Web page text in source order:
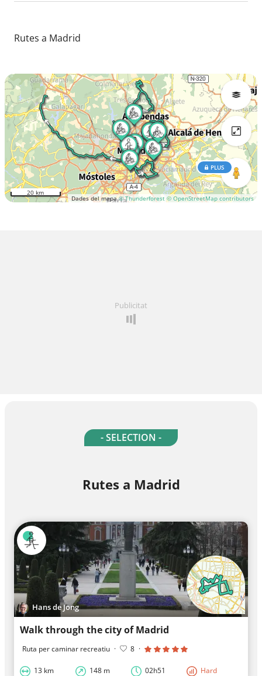
Rutes a Madrid
Dades del mapa© Thunderforest © OpenStreetMap contributors
PLUS
20 km
Publicitat
- SELECTION -
Rutes a Madrid
Hans de Jong
Walk through the city of Madrid
Ruta per caminar recreatiu · 8 ·
13 km 148 m 02h51 Hard